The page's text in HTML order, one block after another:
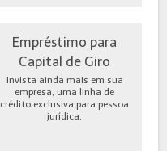
Empréstimo para
Capital de Giro
Invista ainda mais em sua
empresa, uma linha de
crédito exclusiva para pessoa
jurídica.